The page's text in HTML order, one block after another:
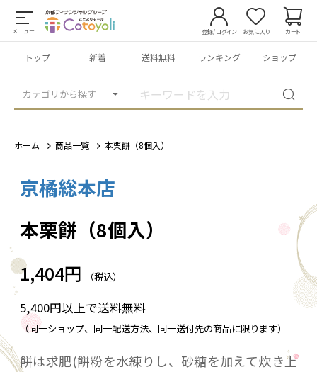
メニュー
カテゴリから探す
登録/ログイン お気に入り カート
トップ 新着 送料無料 ランキング ショップ
ホーム 商品一覧 本栗餅（8個入）
京橘総本店
本栗餅（8個入）
1,404円 （税込）
5,400円以上で送料無料
（同一ショップ、同一配送方法、同一送付先の商品に限ります）
餅は求肥(餅粉を水練りし、砂糖を加えて炊き上